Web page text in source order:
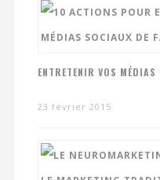
ENTRETENIR VOS MÉDIAS
23 février 2015